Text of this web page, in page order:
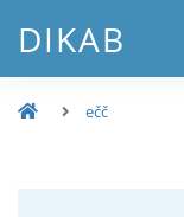
DIKAB
ečč